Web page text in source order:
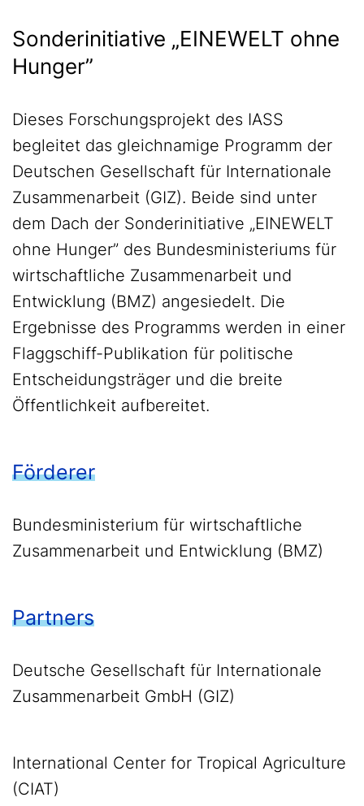
Sonderinitiative „EINEWELT ohne
Hunger”
Dieses Forschungsprojekt des IASS
begleitet das gleichnamige Programm der
Deutschen Gesellschaft für Internationale
Zusammenarbeit (GIZ). Beide sind unter
dem Dach der Sonderinitiative „EINEWELT
ohne Hunger” des Bundesministeriums für
wirtschaftliche Zusammenarbeit und
Entwicklung (BMZ) angesiedelt. Die
Ergebnisse des Programms werden in einer
Flaggschiff-Publikation für politische
Entscheidungsträger und die breite
Öffentlichkeit aufbereitet.
Förderer
Bundesministerium für wirtschaftliche
Zusammenarbeit und Entwicklung (BMZ)
Partners
Deutsche Gesellschaft für Internationale
Zusammenarbeit GmbH (GIZ)
International Center for Tropical Agriculture
(CIAT)